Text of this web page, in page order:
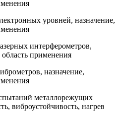
уровней, назначение,
интерферометров,
область применения
назначение,
металлорежущих
виброустойчивость, нагрев